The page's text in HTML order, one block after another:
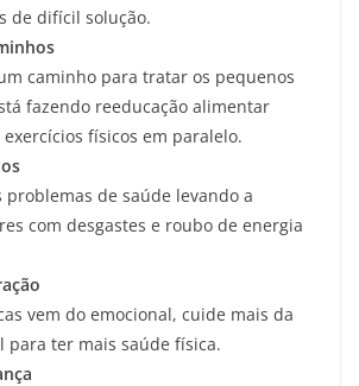
de difícil solução.
caminho para tratar os pequenos
fazendo reeducação alimentar
físicos em paralelo.
problemas de saúde levando a
com desgastes e roubo de energia
vem do emocional, cuide mais da
para ter mais saúde física.